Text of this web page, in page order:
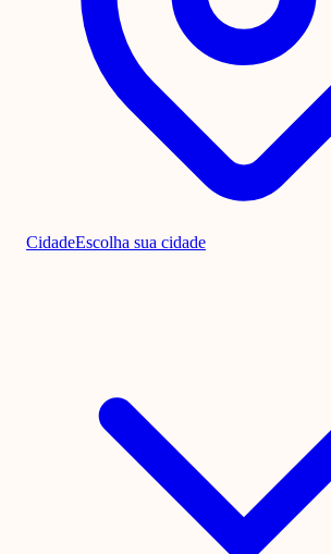
CidadeEscolha sua cidade